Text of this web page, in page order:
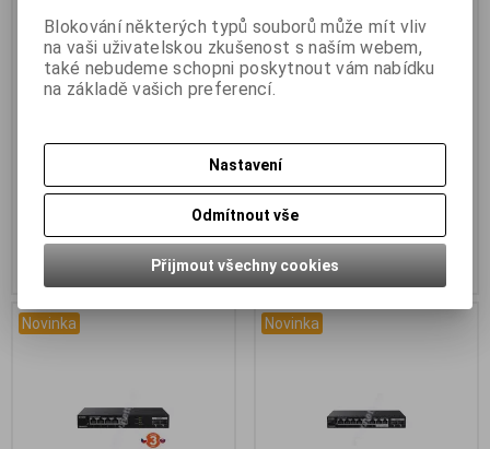
Tenda SM105: 5 portů Multi-
Gigabit 2.5G Ethernet Switch,
100/1000/2500 Mbps,
Desktop
Termín dodání obvykle (dny):
5ti portový 2.5G Ethernet Multi-
Gigabit switch v D...
Koupit
Tenda SM108: 8 portů Multi-
Gigabit 2.5G Ethernet Switch,
100/1000/2500 Mbps,
Desktop
Termín dodání obvykle (dny):3
8mi portový 2.5G Ethernet Multi-
Gigabit switch v D...
1 644 Kč (bez DPH:)
Novinka Novinka
Blokování některých typů souborů může mít vliv
na vaši uživatelskou zkušenost s naším webem,
také nebudeme schopni poskytnout vám nabídku
na základě vašich preferencí.
Nastavení
Odmítnout vše
Přijmout všechny cookies